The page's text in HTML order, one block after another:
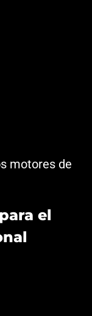
motores de
el